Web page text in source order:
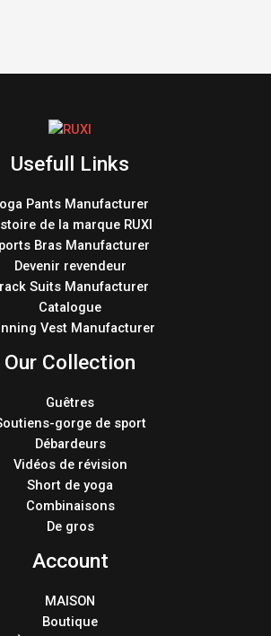
Usefull Links
Pants Manufacturer
de la marque RUXI
Bras Manufacturer
Devenir revendeur
Suits Manufacturer
Catalogue
Vest Manufacturer
Our Collection
Guêtres
gorge de sport
Débardeurs
Vidéos de révision
Short de yoga
Combinaisons
De gros
Account
MAISON
Boutique